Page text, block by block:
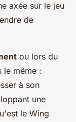
axée sur le jeu
de
ou lors du
le même :
à son
une
le Wing